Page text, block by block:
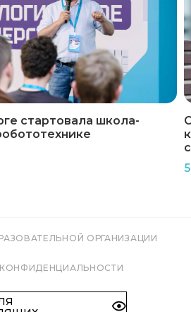
стартовала школа-
ОРГАНИЗАЦИИ